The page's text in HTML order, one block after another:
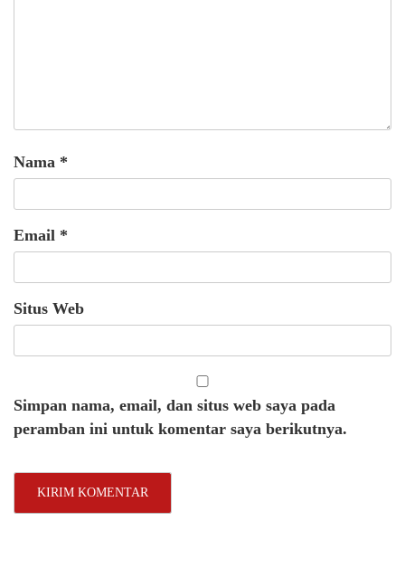
Nama *
Email *
Situs Web
Simpan nama, email, dan situs web saya pada
peramban ini untuk komentar saya berikutnya.